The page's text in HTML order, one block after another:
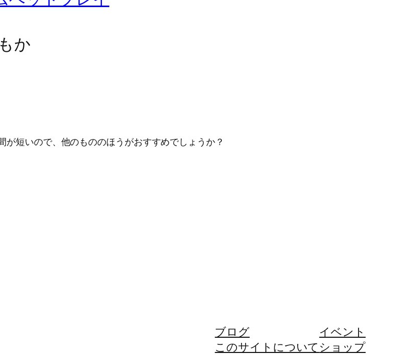
か
短いので、他のもののほうがおすすめでしょうか？
ブログ
このサイトについて
イベント
ショップ